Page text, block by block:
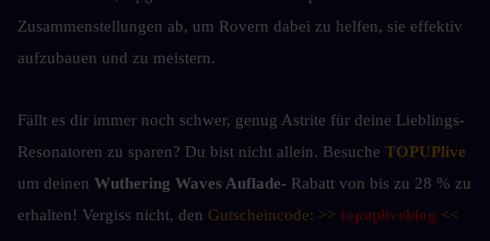
Zusammenstellungen ab, um Rovern dabei zu helfen, sie effektiv
aufzubauen und zu meistern.
Fällt es dir immer noch schwer, genug Astrite für deine Lieblings-
Resonatoren zu sparen? Du bist nicht allein. Besuche TOPUPlive
um deinen Wuthering Waves Auflade- Rabatt von bis zu 28 % zu
erhalten! Vergiss nicht, den Gutscheincode: >> topupliveblog <<